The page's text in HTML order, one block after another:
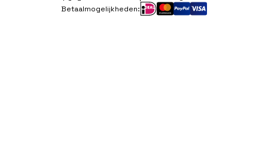
Betaalmogelijkheden: